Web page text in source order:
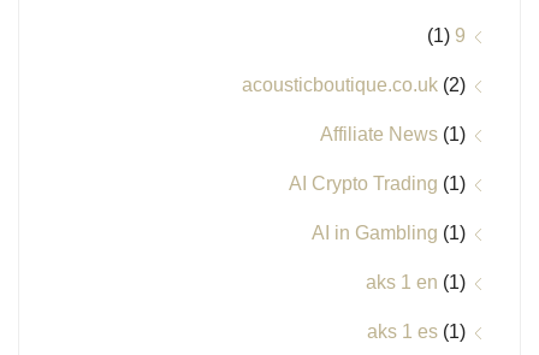
9
(1)
acousticboutique.co.uk (2)
Affiliate News (1)
AI Crypto Trading (1)
AI in Gambling (1)
aks 1 en (1)
aks 1 es (1)